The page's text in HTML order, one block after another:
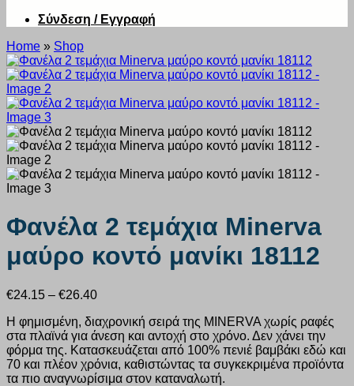
Σύνδεση / Εγγραφή
Home » Shop
Φανέλα 2 τεμάχια Minerva
μαύρο κοντό μανίκι 18112
€24.15 – €26.40Price
€24.15
through
€26.40
Η φημισμένη, διαχρονική σειρά της ΜΙΝΕRVA χωρίς ραφές
στα πλαϊνά για άνεση και αντοχή στο χρόνο. Δεν χάνει την
φόρμα της. Κατασκευάζεται από 100% πενιέ βαμβάκι εδώ και
70 και πλέον χρόνια, καθιστώντας τα συγκεκριμένα προϊόντα
τα πιο αναγνωρίσιμα στον καταναλωτή.